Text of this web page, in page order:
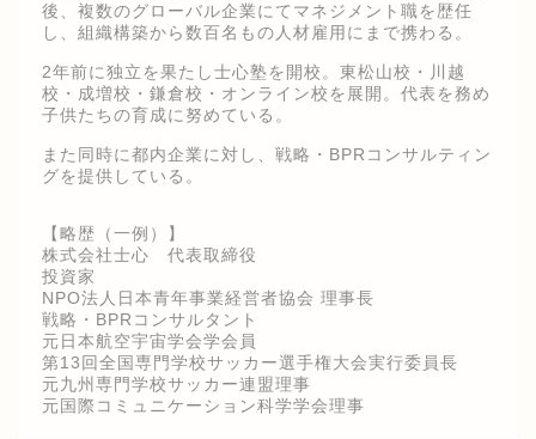
後、複数のグローバル企業にてマネジメント職を歴任
し、組織構築から数百名もの人材雇用にまで携わる。
2年前に独立を果たし士心塾を開校。東松山校・川越
校・成増校・鎌倉校・オンライン校を展開。代表を務め
子供たちの育成に努めている。
また同時に都内企業に対し、戦略・BPRコンサルティン
グを提供している。
【略歴（一例）】
株式会社士心 代表取締役
投資家
NPO法人日本青年事業経営者協会 理事長
戦略・BPRコンサルタント
元日本航空宇宙学会学会員
第13回全国専門学校サッカー選手権大会実行委員長
元九州専門学校サッカー連盟理事
元国際コミュニケーション科学学会理事